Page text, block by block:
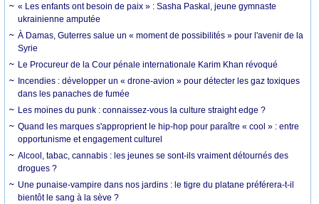
« Les enfants ont besoin de paix » : Sasha Paskal, jeune gymnaste
ukrainienne amputée
À Damas, Guterres salue un « moment de possibilités » pour l'avenir de la
Syrie
Le Procureur de la Cour pénale internationale Karim Khan révoqué
Incendies : développer un « drone-avion » pour détecter les gaz toxiques
dans les panaches de fumée
Les moines du punk : connaissez-vous la culture straight edge ?
Quand les marques s'approprient le hip-hop pour paraître « cool » : entre
opportunisme et engagement culturel
Alcool, tabac, cannabis : les jeunes se sont-ils vraiment détournés des
drogues ?
Une punaise-vampire dans nos jardins : le tigre du platane préférera-t-il
bientôt le sang à la sève ?